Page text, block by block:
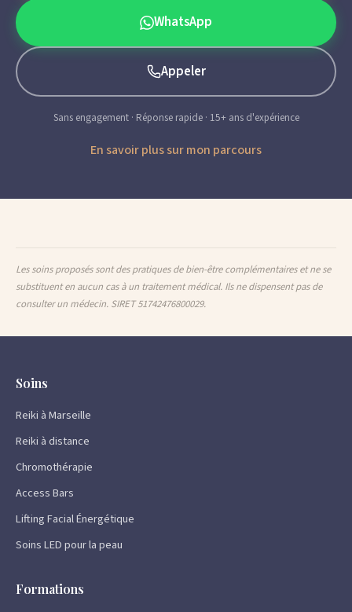
WhatsApp
Appeler
Sans engagement · Réponse rapide · 15+ ans d'expérience
En savoir plus sur mon parcours
Les soins proposés sont des pratiques de bien-être complémentaires et ne se
substituent en aucun cas à un traitement médical. Ils ne dispensent pas de
consulter un médecin. SIRET 51742476800029.
Soins
Reiki à Marseille
Reiki à distance
Chromothérapie
Access Bars
Lifting Facial Énergétique
Soins LED pour la peau
Formations